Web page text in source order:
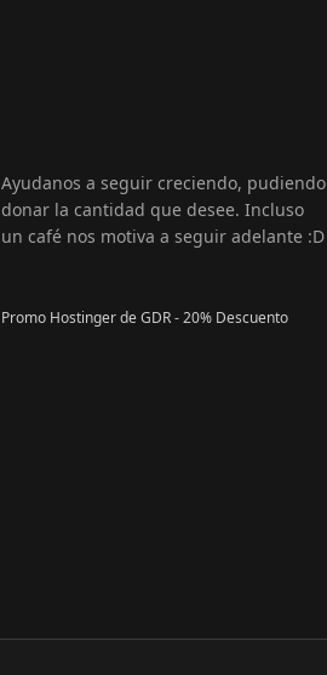
Ayudanos a seguir creciendo, pudiendo
donar la cantidad que desee. Incluso
un café nos motiva a seguir adelante :D
Promo Hostinger de GDR - 20% Descuento